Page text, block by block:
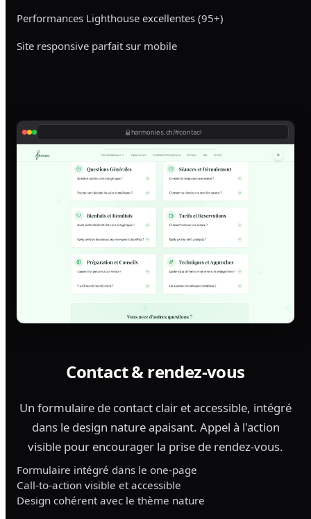
Performances Lighthouse excellentes (95+)
Site responsive parfait sur mobile
Contact & rendez-vous
Un formulaire de contact clair et accessible, intégré
dans le design nature apaisant. Appel à l'action
visible pour encourager la prise de rendez-vous.
Formulaire intégré dans le one-page
Call-to-action visible et accessible
Design cohérent avec le thème nature
harmonies.ch/#contact